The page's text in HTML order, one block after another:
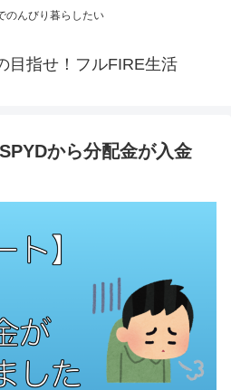
のんびり暮らしたい
目指せ！フルFIRE生活
から分配金が入金